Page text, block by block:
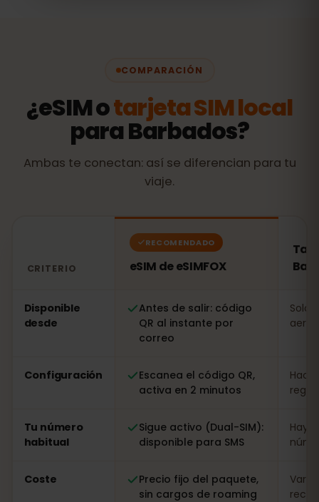
COMPARACIÓN
¿eSIM otarjeta SIM local
para Barbados?
Ambas te conectan: así se diferencian para tu
viaje.
CRITERIO
RECOMENDADO
eSIM de eSIMFOX
Disponible
desde
Antes de salir: código
QR al instante por
correo
Solo
Configuración
Escanea el código QR,
activa en 2 minutos
Tu número
habitual
Sigue activo (Dual-SIM):
disponible para SMS
Hay
Coste
Precio fijo del paquete,
sin cargos de roaming